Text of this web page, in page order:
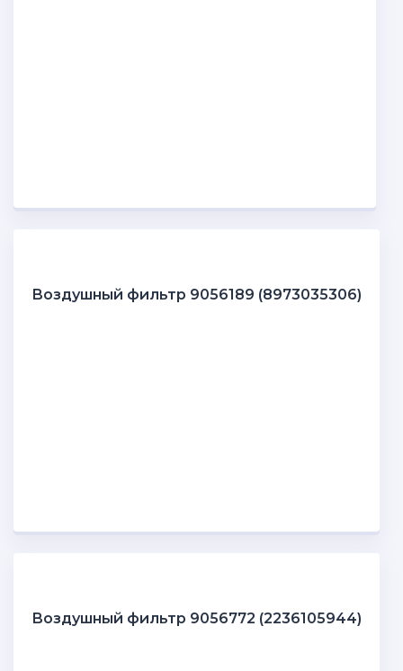
Воздушный фильтр 9056189 (8973035306)
Воздушный фильтр 9056772 (2236105944)